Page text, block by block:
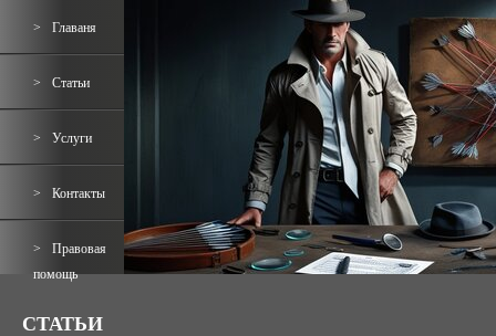
Главаня
Статьи
Услуги
Контакты
Правовая
помощь
СТАТЬИ